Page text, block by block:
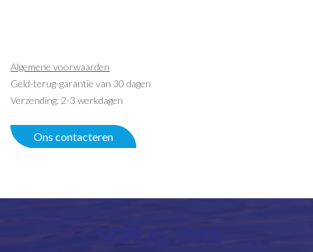
Algemene voorwaarden
Geld-terug-garantie van 30 dagen
Verzending: 2-3 werkdagen
Ons contacteren